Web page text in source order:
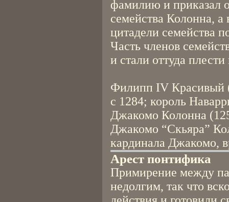
фамилию и приказал
семейства Колонна, а
цитадели семейства
Часть членов
и стали оттуда
Филипп IV Красивый
с 1284; король
Джакомо Колонна
Джакомо “Скьяра”
кардинала Джакомо,
Арест понтифика
Примирение между
недолгим, так что